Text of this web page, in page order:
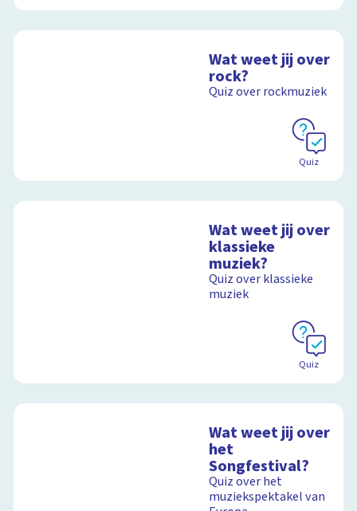
Wat weet jij over
rock?
Quiz over rockmuziek
Quiz
Wat weet jij over
klassieke
muziek?
Quiz over klassieke
muziek
Quiz
Wat weet jij over
het
Songfestival?
Quiz over het
muziekspektakel van